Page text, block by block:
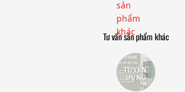
Tư vấn sản phẩm khác